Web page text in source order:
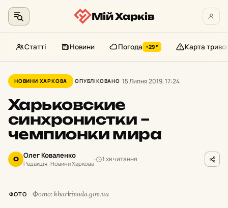
до
контенту
Мій Харків
Статті Новини Погода +29° Карта
НОВИНИ ХАРКОВА ОПУБЛІКОВАНО 15 Липня 2019, 17:24
Харьковские
синхронистки –
чемпионки мира
О Олег Коваленко
Редакція · Новини Харкова
1 хв читання
ФОТО Фото: kharkivoda.gov.ua